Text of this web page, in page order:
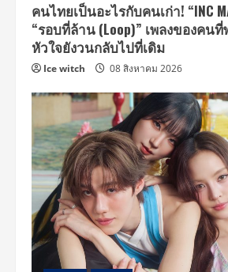
คนไทยเป็นอะไรกับคนเก่า! “INC
“รอบที่ล้าน (Loop)” เพลงของคน
หัวใจยังวนกลับไปที่เดิม
Ice witch 08 สิงหาคม 2026